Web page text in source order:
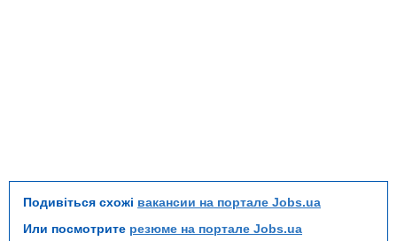
Подивіться схожі вакансии на портале Jobs.ua
Или посмотрите резюме на портале Jobs.ua